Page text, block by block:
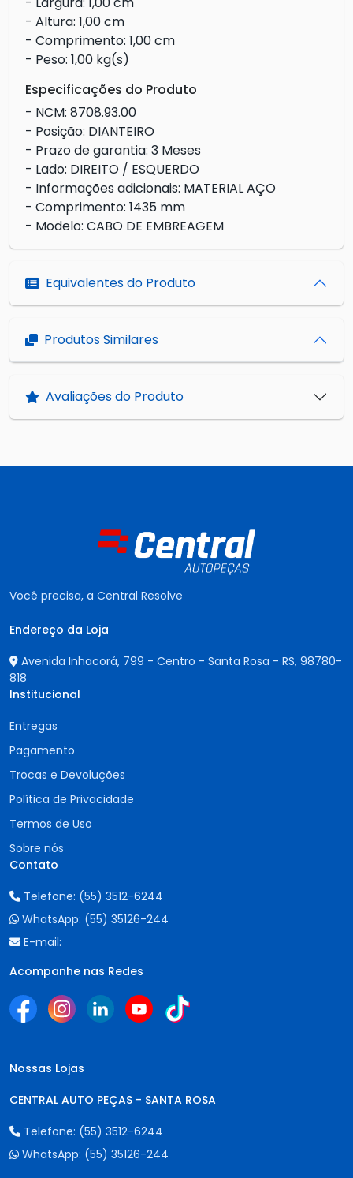
- Altura: 1,00 cm
- Comprimento: 1,00 cm
- Peso: 1,00 kg(s)
Especificações do Produto
- NCM: 8708.93.00
- Posição: DIANTEIRO
- Prazo de garantia: 3 Meses
- Lado: DIREITO / ESQUERDO
- Informações adicionais: MATERIAL AÇO
- Comprimento: 1435 mm
- Modelo: CABO DE EMBREAGEM
Equivalentes do Produto
Produtos Similares
Avaliações do Produto
Você precisa, a Central Resolve
Endereço da Loja
Avenida Inhacorá, 799 - Centro - Santa Rosa - RS, 98780-
818
Institucional
Entregas
Pagamento
Trocas e Devoluções
Política de Privacidade
Termos de Uso
Sobre nós
Contato
Telefone: (55) 3512-6244
WhatsApp: (55) 35126-244
E-mail:
Acompanhe nas Redes
Nossas Lojas
CENTRAL AUTO PEÇAS - SANTA ROSA
Telefone: (55) 3512-6244
WhatsApp: (55) 35126-244